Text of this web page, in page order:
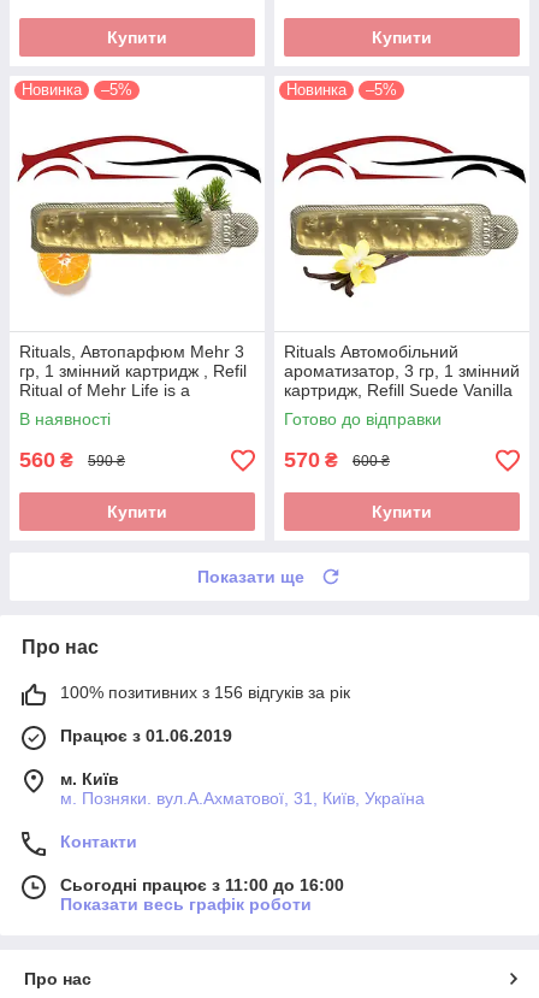
Купити Купити
Новинка –5%
Rituals, Автопарфюм Mehr 3
гр, 1 змінний картридж , Refil
Ritual of Mehr Life is a
Journey Car Perfume,
Нідерланди,
В наявності
560 ₴ 590 ₴
Купити
Новинка –5%
Rituals Автомобільний
ароматизатор, 3 гр, 1 змінний
картридж, Refill Suede Vanilla
Car Perfume Private
Collection, Нідерланди
Готово до відправки
570 ₴ 600 ₴
Купити
Показати ще
Про нас
100% позитивних з 156 відгуків за рік
Працює з 01.06.2019
м. Київ
м. Позняки. вул.А.Ахматової, 31, Київ, Україна
Контакти
Сьогодні працює з 11:00 до 16:00
Показати весь графік роботи
Про нас